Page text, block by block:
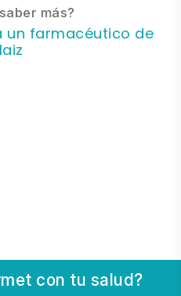
más?
un farmacéutico de
con tu salud?